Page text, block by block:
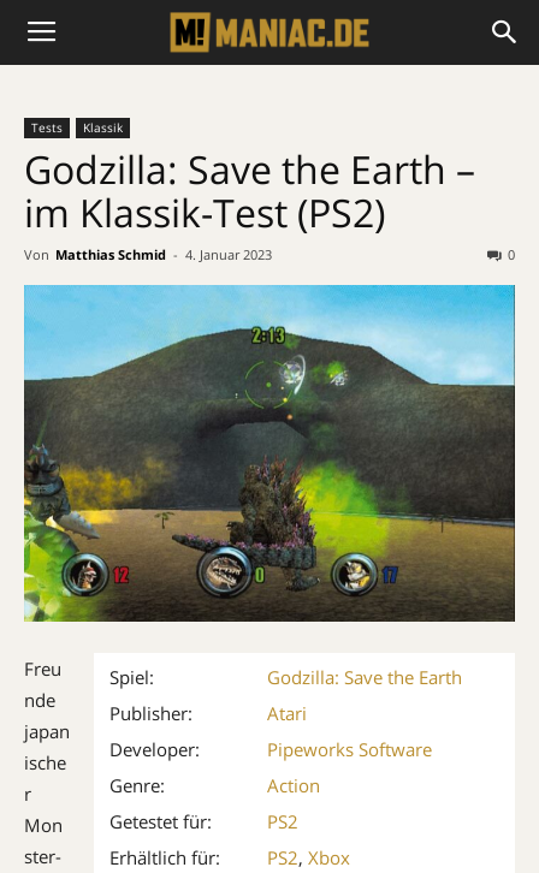
Tests Klassik
Godzilla: Save the Earth –
im Klassik-Test (PS2)
Von Matthias Schmid - 4. Januar 2023 0
Spiel:
Godzilla: Save the Earth
Publisher:
Atari
Developer:
Pipeworks Software
Genre:
Action
Getestet für:
PS2
Erhältlich für:
PS2, Xbox
Freu
nde
japan
ische
r
Mon
ster-